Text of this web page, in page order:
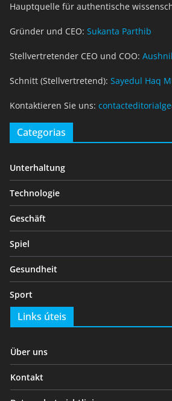
Hauptquelle für authentische
Gründer und CEO: Sukanta Parthib
Stellvertretender CEO und COO:
Schnitt (Stellvertretend): Sayedul Haq
Kontaktieren Sie uns:
Categorias
Unterhaltung
Technologie
Geschäft
Spiel
Gesundheit
Sport
Links úteis
Über uns
Kontakt